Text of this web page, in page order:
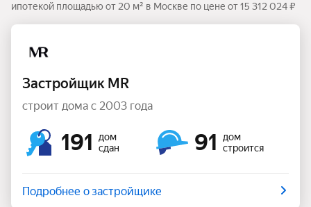
ипотекой площадью от 20 м² в Москве по цене от 15 312 024 ₽
Застройщик MR
строит дома с 2003 года
191
дом
сдан
91
дом
строится
Подробнее о застройщике